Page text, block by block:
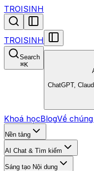
TROISINH
TROISINH
Search
⌘K
ChatGPT,
Khoá họcBlogVề
Nền tảng
AI Chat & Tìm kiếm
Sáng tạo Nội dung